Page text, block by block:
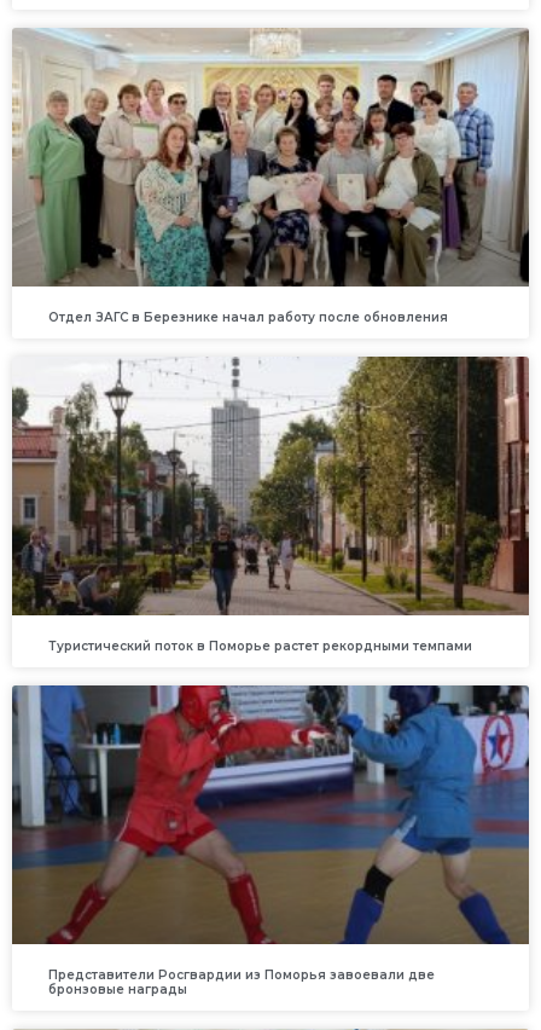
Отдел ЗАГС в Березнике начал работу после обновления
Туристический поток в Поморье растет рекордными темпами
Представители Росгвардии из Поморья завоевали две
бронзовые награды